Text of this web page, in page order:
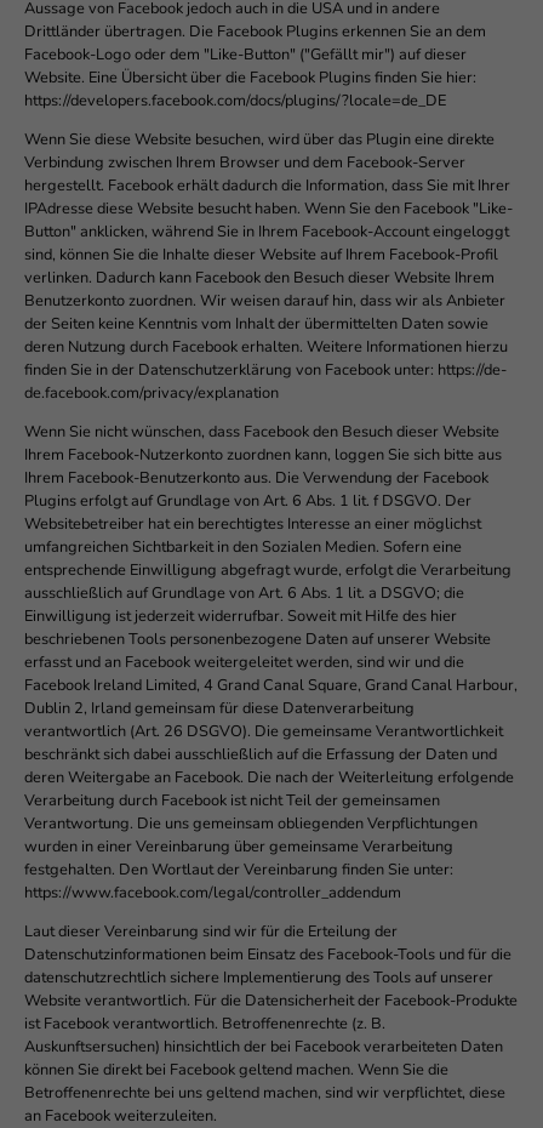
Aussage von Facebook jedoch auch in die USA und in andere
Drittländer übertragen. Die Facebook Plugins erkennen Sie an dem
Facebook-Logo oder dem "Like-Button" ("Gefällt mir") auf dieser
Website. Eine Übersicht über die Facebook Plugins finden Sie hier:
https://developers.facebook.com/docs/plugins/?locale=de_DE
Wenn Sie diese Website besuchen, wird über das Plugin eine direkte
Verbindung zwischen Ihrem Browser und dem Facebook-Server
hergestellt. Facebook erhält dadurch die Information, dass Sie mit Ihrer
IPAdresse diese Website besucht haben. Wenn Sie den Facebook "Like-
Button" anklicken, während Sie in Ihrem Facebook-Account eingeloggt
sind, können Sie die Inhalte dieser Website auf Ihrem Facebook-Profil
verlinken. Dadurch kann Facebook den Besuch dieser Website Ihrem
Benutzerkonto zuordnen. Wir weisen darauf hin, dass wir als Anbieter
der Seiten keine Kenntnis vom Inhalt der übermittelten Daten sowie
deren Nutzung durch Facebook erhalten. Weitere Informationen hierzu
finden Sie in der Datenschutzerklärung von Facebook unter: https://de-
de.facebook.com/privacy/explanation
Wenn Sie nicht wünschen, dass Facebook den Besuch dieser Website
Ihrem Facebook-Nutzerkonto zuordnen kann, loggen Sie sich bitte aus
Ihrem Facebook-Benutzerkonto aus. Die Verwendung der Facebook
Plugins erfolgt auf Grundlage von Art. 6 Abs. 1 lit. f DSGVO. Der
Websitebetreiber hat ein berechtigtes Interesse an einer möglichst
umfangreichen Sichtbarkeit in den Sozialen Medien. Sofern eine
entsprechende Einwilligung abgefragt wurde, erfolgt die Verarbeitung
ausschließlich auf Grundlage von Art. 6 Abs. 1 lit. a DSGVO; die
Einwilligung ist jederzeit widerrufbar. Soweit mit Hilfe des hier
beschriebenen Tools personenbezogene Daten auf unserer Website
erfasst und an Facebook weitergeleitet werden, sind wir und die
Facebook Ireland Limited, 4 Grand Canal Square, Grand Canal Harbour,
Dublin 2, Irland gemeinsam für diese Datenverarbeitung
verantwortlich (Art. 26 DSGVO). Die gemeinsame Verantwortlichkeit
beschränkt sich dabei ausschließlich auf die Erfassung der Daten und
deren Weitergabe an Facebook. Die nach der Weiterleitung erfolgende
Verarbeitung durch Facebook ist nicht Teil der gemeinsamen
Verantwortung. Die uns gemeinsam obliegenden Verpflichtungen
wurden in einer Vereinbarung über gemeinsame Verarbeitung
festgehalten. Den Wortlaut der Vereinbarung finden Sie unter:
https://www.facebook.com/legal/controller_addendum
Laut dieser Vereinbarung sind wir für die Erteilung der
Datenschutzinformationen beim Einsatz des Facebook-Tools und für die
datenschutzrechtlich sichere Implementierung des Tools auf unserer
Website verantwortlich. Für die Datensicherheit der Facebook-Produkte
ist Facebook verantwortlich. Betroffenenrechte (z. B.
Auskunftsersuchen) hinsichtlich der bei Facebook verarbeiteten Daten
können Sie direkt bei Facebook geltend machen. Wenn Sie die
Betroffenenrechte bei uns geltend machen, sind wir verpflichtet, diese
an Facebook weiterzuleiten.